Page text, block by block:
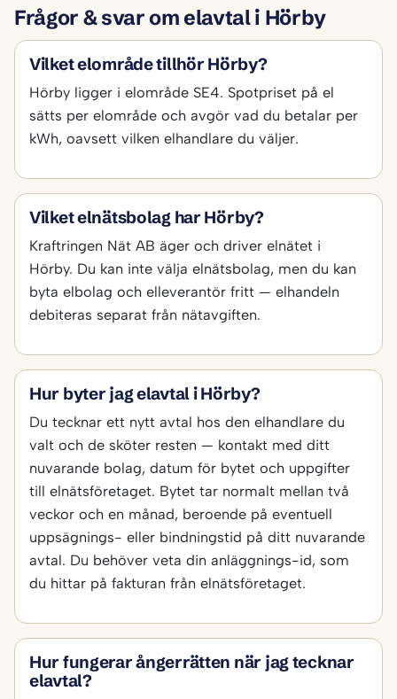
Frågor & svar om elavtal i Hörby
Vilket elområde tillhör Hörby?
Hörby ligger i elområde SE4. Spotpriset på el
sätts per elområde och avgör vad du betalar per
kWh, oavsett vilken elhandlare du väljer.
Vilket elnätsbolag har Hörby?
Kraftringen Nät AB äger och driver elnätet i
Hörby. Du kan inte välja elnätsbolag, men du kan
byta elbolag och elleverantör fritt — elhandeln
debiteras separat från nätavgiften.
Hur byter jag elavtal i Hörby?
Du tecknar ett nytt avtal hos den elhandlare du
valt och de sköter resten — kontakt med ditt
nuvarande bolag, datum för bytet och uppgifter
till elnätsföretaget. Bytet tar normalt mellan två
veckor och en månad, beroende på eventuell
uppsägnings- eller bindningstid på ditt nuvarande
avtal. Du behöver veta din anläggnings-id, som
du hittar på fakturan från elnätsföretaget.
Hur fungerar ångerrätten när jag tecknar
elavtal?